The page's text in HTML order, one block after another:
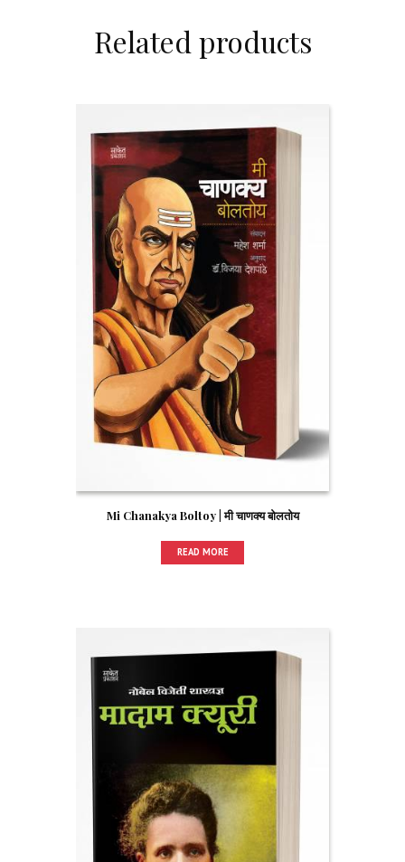
Related products
Mi Chanakya Boltoy | मी चाणक्य बोलतोय
READ MORE